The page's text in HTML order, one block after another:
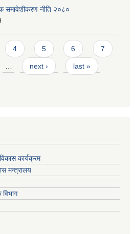
समावेशीकरण नीति २०८०
4 5 6 7
next › last »
कार्यक्रम
मन्त्रालय